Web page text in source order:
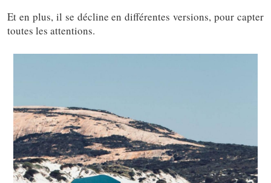
Et en plus, il se décline en différentes versions, pour capter
toutes les attentions.